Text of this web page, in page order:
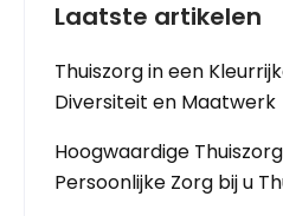
Laatste artikelen
Thuiszorg in een
Diversiteit en Maatwerk
Hoogwaardige
Persoonlijke Zorg bij u